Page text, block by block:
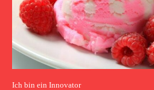
Ich bin ein Innovator